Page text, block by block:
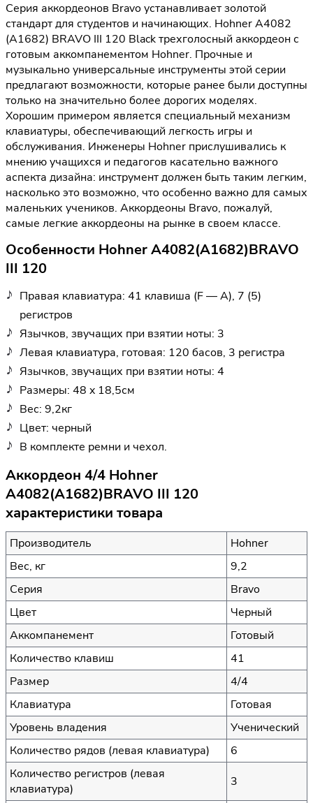
Серия аккордеонов Bravo устанавливает золотой
стандарт для студентов и начинающих. Hohner A4082
(A1682) BRAVO III 120 Black трехголосный аккордеон с
готовым аккомпанементом Hohner. Прочные и
музыкально универсальные инструменты этой серии
предлагают возможности, которые ранее были доступны
только на значительно более дорогих моделях.
Хорошим примером является специальный механизм
клавиатуры, обеспечивающий легкость игры и
обслуживания. Инженеры Hohner прислушивались к
мнению учащихся и педагогов касательно важного
аспекта дизайна: инструмент должен быть таким легким,
насколько это возможно, что особенно важно для самых
маленьких учеников. Аккордеоны Bravo, пожалуй,
самые легкие аккордеоны на рынке в своем классе.
Особенности Hohner A4082(A1682)BRAVO
III 120
Правая клавиатура: 41 клавиша (F — A), 7 (5)
регистров
Язычков, звучащих при взятии ноты: 3
Левая клавиатура, готовая: 120 басов, 3 регистра
Язычков, звучащих при взятии ноты: 4
Размеры: 48 x 18,5см
Вес: 9,2кг
Цвет: черный
В комплекте ремни и чехол.
Аккордеон 4/4 Hohner
A4082(A1682)BRAVO III 120
характеристики товара
Производитель
Hohner
Вес, кг
9,2
Серия
Bravo
Цвет
Черный
Аккомпанемент
Готовый
Количество клавиш
41
Размер
4/4
Клавиатура
Готовая
Уровень владения
Ученический
Количество рядов (левая клавиатура)
6
Количество регистров (левая
клавиатура)
3